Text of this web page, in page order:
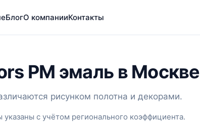
БлогО компанииКонтакты
PM эмаль в Москве
рисунком полотна и декорами.
с учётом регионального коэффициента.